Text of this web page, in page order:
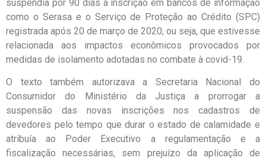
suspendia por 90 dias a inscrição em bancos de informação
como o Serasa e o Serviço de Proteção ao Crédito (SPC)
registrada após 20 de março de 2020, ou seja, que estivesse
relacionada aos impactos econômicos provocados por
medidas de isolamento adotadas no combate à covid-19.
O texto também autorizava a Secretaria Nacional do
Consumidor do Ministério da Justiça a prorrogar a
suspensão das novas inscrições nos cadastros de
devedores pelo tempo que durar o estado de calamidade e
atribuía ao Poder Executivo a regulamentação e a
fiscalização necessárias, sem prejuízo da aplicação de